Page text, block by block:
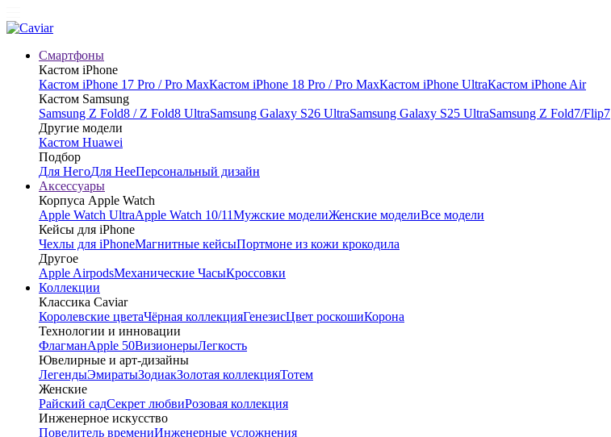
Смартфоны
Кастом iPhone
Кастом iPhone 17 Pro / Pro MaxКастом iPhone 18 Pro / Pro MaxКастом iPhone UltraКастом iPhone Air
Кастом Samsung
Samsung Z Fold8 / Z Fold8 UltraSamsung Galaxy S26 UltraSamsung Galaxy S25 UltraSamsung Z Fold7/Flip7
Другие модели
Кастом Huawei
Подбор
Для НегоДля НееПерсональный дизайн
Аксессуары
Корпуса Apple Watch
Apple Watch UltraApple Watch 10/11Мужские моделиЖенские моделиВсе модели
Кейсы для iPhone
Чехлы для iPhoneМагнитные кейсыПортмоне из кожи крокодила
Другое
Apple AirpodsМеханические ЧасыКроссовки
Коллекции
Классика Caviar
Королевские цветаЧёрная коллекцияГенезисЦвет роскошиКорона
Технологии и инновации
ФлагманApple 50ВизионерыЛегкость
Ювелирные и арт-дизайны
ЛегендыЭмиратыЗодиакЗолотая коллекцияТотем
Женские
Райский садСекрет любвиРозовая коллекция
Инженерное искусство
Повелитель времениИнженерные усложнения